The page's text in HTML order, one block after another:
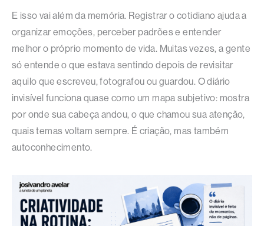
E isso vai além da memória. Registrar o cotidiano ajuda a
organizar emoções, perceber padrões e entender
melhor o próprio momento de vida. Muitas vezes, a gente
só entende o que estava sentindo depois de revisitar
aquilo que escreveu, fotografou ou guardou. O diário
invisível funciona quase como um mapa subjetivo: mostra
por onde sua cabeça andou, o que chamou sua atenção,
quais temas voltam sempre. É criação, mas também
autoconhecimento.